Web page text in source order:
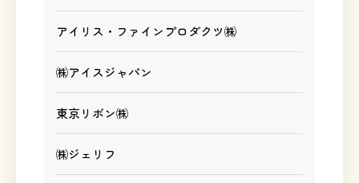
アイリス・ファインプロダクツ㈱
㈱アイスジャパン
東京リボン㈱
㈱ジェリフ